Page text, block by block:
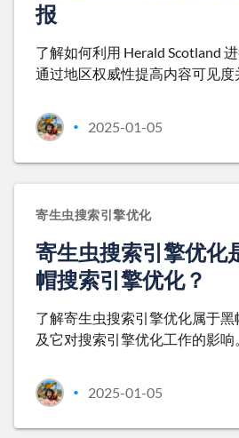
报
了解如何利用 Herald Scotland
通过地区权威性提高内容可见度
• 2025-01-05
寄生虫搜索引擎优化
寄生虫搜索引擎优化
帽搜索引擎优化？
了解寄生虫搜索引擎优化属于
及它对搜索引擎优化工作的影响
• 2025-01-05